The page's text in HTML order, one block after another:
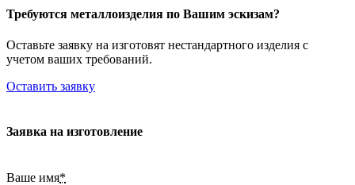
Требуются металлоизделия по Вашим эскизам?
Оставьте заявку на изготовят нестандартного изделия с
учетом ваших требований.
Оставить заявку
Заявка на изготовление
Ваше имя*